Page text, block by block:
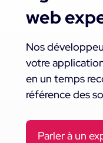
web
Nos
votre
en un temps
référence des
Parler à un